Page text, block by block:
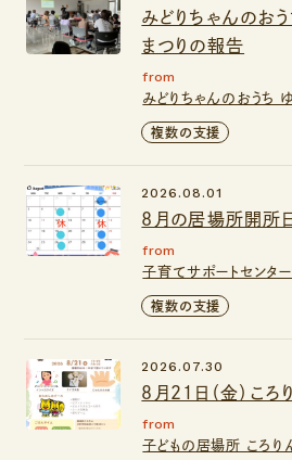
みどりちゃんの
まつりの報告
from
みどりちゃんのおうち
複数の支援
8月の居場所開所
2026.08.01
from
子育てサポートセンタ
複数の支援
８月２１日（金）こ
2026.07.30
from
子どもの居場所 ころり